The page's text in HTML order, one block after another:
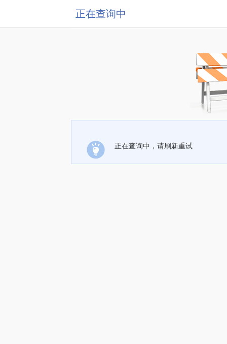
正在查询中
正在查询中，请刷新重试